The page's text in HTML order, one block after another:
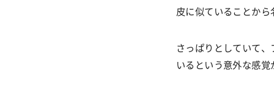
皮に似ていることか
さっぱりとしていて
いるという意外な感覚